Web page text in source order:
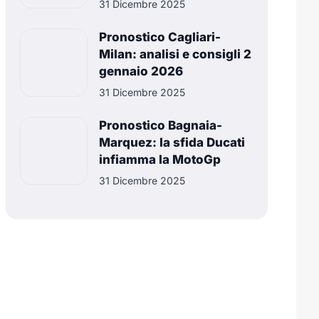
31 Dicembre 2025
Pronostico Cagliari-
Milan: analisi e consigli 2
gennaio 2026
31 Dicembre 2025
Pronostico Bagnaia-
Marquez: la sfida Ducati
infiamma la MotoGp
31 Dicembre 2025